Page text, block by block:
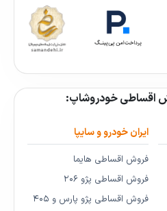
خودروشاپ:
ایران خودرو و سایپا
فروش اقساطی هایما
فروش اقساطی پژو ۲۰۶
فروش اقساطی پژو پارس و ۴۰۵